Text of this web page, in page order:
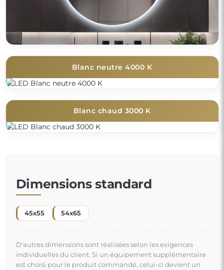
Blanc neutre 4000 K
Blanc chaud 3000 K
Dimensions standard
45x55 54x65
D'autres dimensions sont réalisées selon les exigences
individuelles du client. Si un équipement supplémentaire
est choisi pour le produit commandé, celui-ci devient un